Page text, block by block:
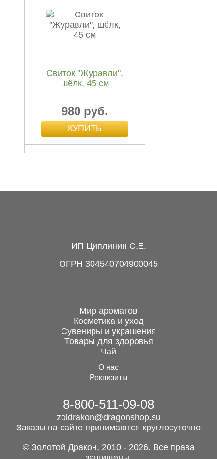
Тянь Ван Бу Синь
Вань, Tian Wang Bu Xin
Wan
Цзя Вэй Сяо Яо Вань,
Jia Wei Xiao Yao Wan
900 руб.
Свиток "Журавли",
шёлк, 45 см
980 руб.
Сандал 10 мл, тм
Крымская роза
Пиала "Узоры
природы" №13,
керамика,...
350 руб.
ИП Циплинин С.Е.
ОГРН 304540704900045
Мир ароматов
Косметика и уход
Сувениры и украшения
Товары для здоровья
Чай
О нас
Реквизиты
8-800-511-09-08
zoldrakon@dragonshop.su
Заказы на сайте принимаются круглосуточно
© Золотой Дракон, 2010 - 2026. Все права